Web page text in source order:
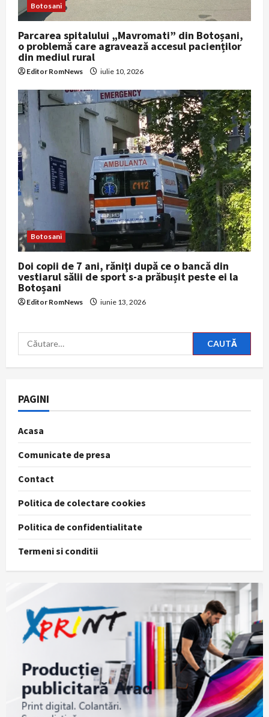
Botosani
Parcarea spitalului „Mavromati” din Botoșani,
o problemă care agravează accesul pacienților
din mediul rural
Editor RomNews iulie 10, 2026
Botosani
Doi copii de 7 ani, răniţi după ce o bancă din
vestiarul sălii de sport s-a prăbușit peste ei la
Botoșani
Editor RomNews iunie 13, 2026
Caută
după:
PAGINI
Acasa
Comunicate de presa
Contact
Politica de colectare cookies
Politica de confidentialitate
Termeni si conditii